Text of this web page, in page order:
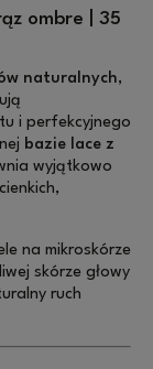
ombre | 35
naturalnych,
i perfekcyjnego
bazie lace z
wyjątkowo
na mikroskórze
skórze głowy
ruch